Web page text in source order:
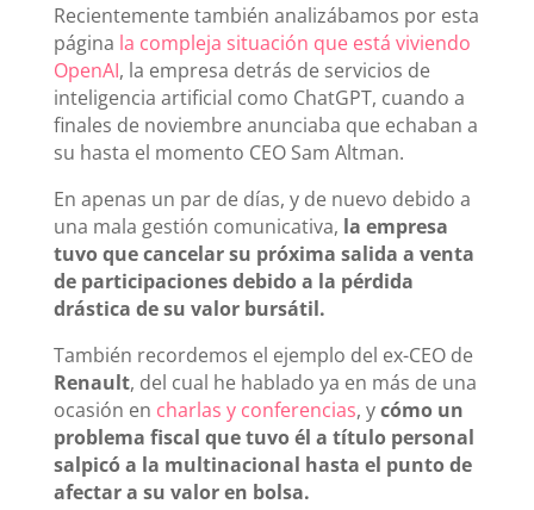
Recientemente también analizábamos por esta
página la compleja situación que está viviendo
OpenAI, la empresa detrás de servicios de
inteligencia artificial como ChatGPT, cuando a
finales de noviembre anunciaba que echaban a
su hasta el momento CEO Sam Altman.
En apenas un par de días, y de nuevo debido a
una mala gestión comunicativa, la empresa
tuvo que cancelar su próxima salida a venta
de participaciones debido a la pérdida
drástica de su valor bursátil.
También recordemos el ejemplo del ex-CEO de
Renault, del cual he hablado ya en más de una
ocasión en charlas y conferencias, ycómo un
problema fiscal que tuvo él a título personal
salpicó a la multinacional hasta el punto de
afectar a su valor en bolsa.